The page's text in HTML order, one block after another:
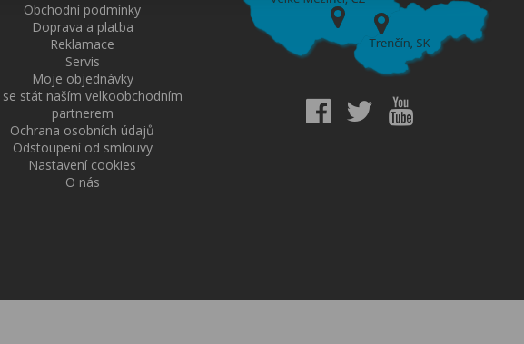
Obchodní podmínky
Doprava a platba
Reklamace
Servis
Moje objednávky
se stát naším velkoobchodním
partnerem
Ochrana osobních údajů
Odstoupení od smlouvy
Nastavení cookies
O nás